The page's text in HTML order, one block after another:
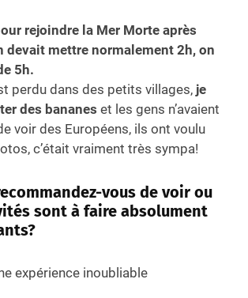
rejoindre la Mer Morte après
devait mettre normalement 2h, on
5h.
perdu dans des petits villages, je
des bananes et les gens n’avaient
voir des Européens, ils ont voulu
c’était vraiment très sympa!
vous de voir ou
sont à faire absolument
expérience inoubliable